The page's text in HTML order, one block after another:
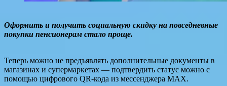
Оформить и получить социальную скидку на повседневные
покупки пенсионерам стало проще.
Теперь можно не предъявлять дополнительные документы в
магазинах и супермаркетах — подтвердить статус можно с
помощью цифрового QR-кода из мессенджера МАХ.